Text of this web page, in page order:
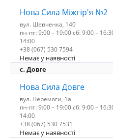
Нова Сила Міжгір'я №2
вул. Шевченка, 140
пн-пт: 9:00 – 19:00 сб: 9:00 –
14:00
+38 (067) 530 7594
Немає у наявності
с. Довге
Нова Сила Довге
вул. Перемоги, 1а
пн-пт: 9:00 – 19:00 сб: 9:00 –
14:00
+38 (067) 530 7531
Немає у наявності